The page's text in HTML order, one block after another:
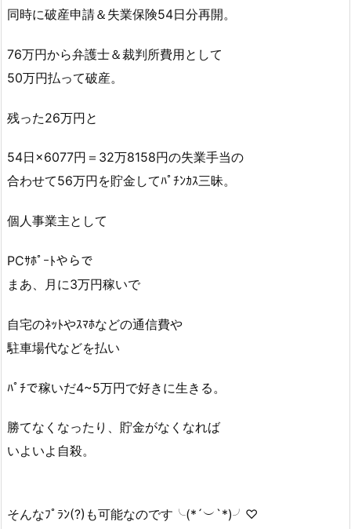
同時に破産申請＆失業保険54日分再開。
76万円から弁護士＆裁判所費用として
50万円払って破産。
残った26万円と
54日×6077円＝32万8158円の失業手当の
合わせて56万円を貯金してﾊﾟﾁﾝｶｽ三昧。
個人事業主として
PCｻﾎﾟｰﾄやらで
まあ、月に3万円稼いで
自宅のﾈｯﾄやｽﾏﾎなどの通信費や
駐車場代などを払い
ﾊﾟﾁで稼いだ4~5万円で好きに生きる。
勝てなくなったり、貯金がなくなれば
いよいよ自殺。
そんなﾌﾟﾗﾝ(?)も可能なのです╰(*´︶`*)╯♡